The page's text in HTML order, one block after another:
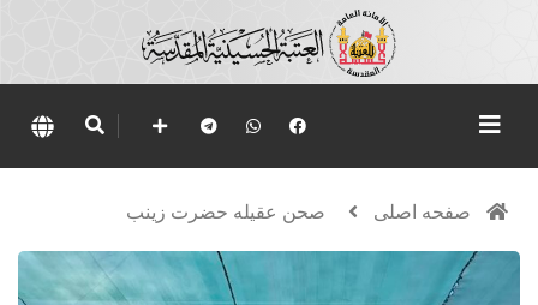
صفحه اصلی صحن عقیله حضرت زینب